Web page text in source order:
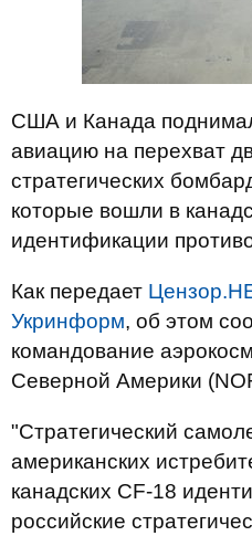
США и Канада
авиацию на перехват
стратегических
которые вошли в
идентификации
Как передает
Укринформ, об этом
командование
Северной Америки
"Стратегический
американских
канадских CF-18
российские